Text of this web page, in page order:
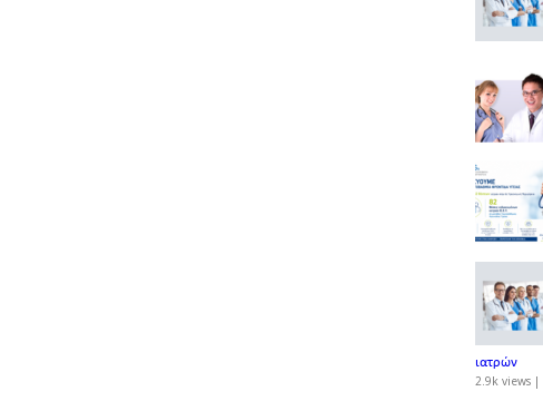
ιατρών
2.9k views |